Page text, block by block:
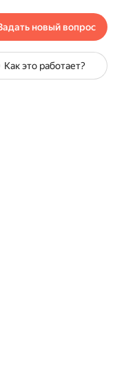
новый вопрос
Как это работает?